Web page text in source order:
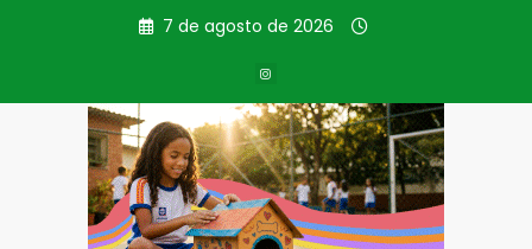
7 de agosto de 2026
Tag: Pedra do Sino